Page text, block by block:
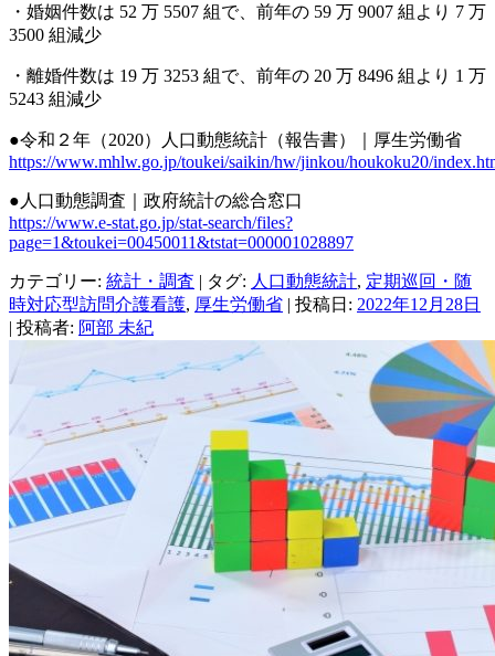
・婚姻件数は 52 万 5507 組で、前年の 59 万 9007 組より 7 万
3500 組減少
・離婚件数は 19 万 3253 組で、前年の 20 万 8496 組より 1 万
5243 組減少
●令和２年（2020）人口動態統計（報告書）
｜厚生労働省
https://www.mhlw.go.jp/toukei/saikin/hw/jinkou/houkoku20/
●人口動態調査｜政府統計の総合窓口
https://www.e-stat.go.jp/stat-search/files?
page=1&toukei=00450011&tstat=000001028897
カテゴリー: 統計・調査 | タグ: 人口動態統計, 定期巡回・随
時対応型訪問介護看護, 厚生労働省 | 投稿日: 2022年12月28日
| 投稿者: 阿部 未紀